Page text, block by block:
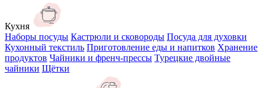
Кухня
Наборы посуды Кастрюли и сковороды Посуда для духовки
Кухонный текстиль Приготовление еды и напитков Хранение
продуктов Чайники и френч-прессы Турецкие двойные
чайники Щётки